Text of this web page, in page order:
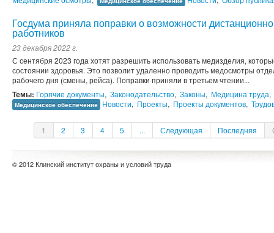
Госдума приняла поправки о возможности
работников
23 декабря 2022 г.
С сентября 2023 года хотят разрешить использовать медизделия,
состоянии здоровья. Это позволит удаленно проводить медосмотры
рабочего дня (смены, рейса). Поправки приняли в третьем чтении...
Темы: Горячие документы, Законодательство, Законы, Медицина труда,
Медицинское обеспечение Новости, Проекты, Проекты документов,
1 2 3 4 5 ... Следующая Последняя
© 2012 Клинский институт охраны и условий труда